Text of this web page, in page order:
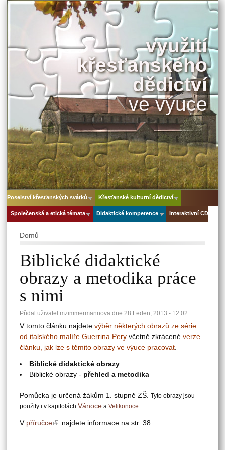
využití
křesťanského
dědictví
ve výuce
Poselství křesťanských svátků Křesťanské kulturní dědictví
Společenská a etická témata Didaktické kompetence Interaktivní CD
Jste zde
Domů
Biblické didaktické
obrazy a metodika práce
s nimi
Přidal uživatel mzimmermannova dne 28 Leden, 2013 - 12:02
V tomto článku najdete výběr některých obrazů ze série
od italského malíře Guerrina Pery včetně zkrácené verze
článku, jak lze s těmito obrazy ve výuce pracovat
Biblické didaktické obrazy
Biblické obrazy - přehled a metodika
Pomůcka je určená žákům 1. stupně ZŠ. Tyto obrazy jsou
použity i v kapitolách Vánoce a Velikonoce.
V příručce(link is external)
najdete informace na str. 38